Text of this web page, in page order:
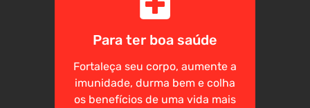
Para ter boa saúde
Fortaleça seu corpo, aumente a
imunidade, durma bem e colha
os benefícios de uma vida mais